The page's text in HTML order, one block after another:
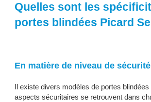
Quelles sont les
portes blindées Picard
En matière de niveau de sécurité
Il existe divers modèles de portes
aspects sécuritaires se retrouvent dans